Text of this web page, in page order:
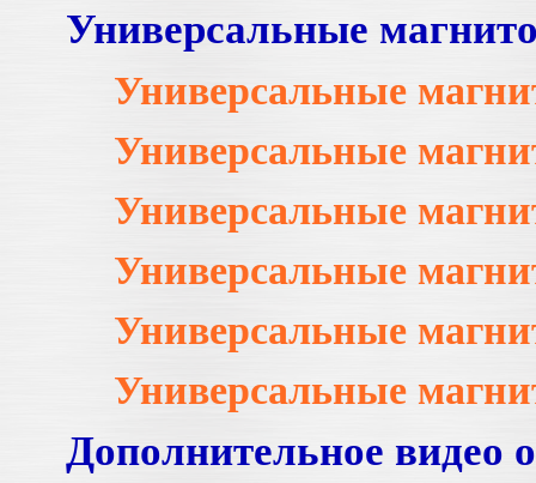
Универсальные
Универсальные
Универсальные
Универсальные
Универсальные
Универсальные
Универсальные
Дополнительное видео